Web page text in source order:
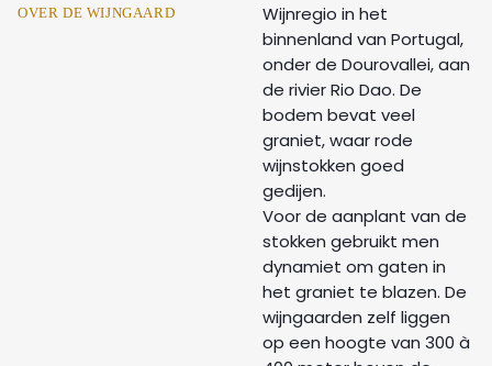
OVER DE WIJNGAARD
Wijnregio in het
binnenland van Portugal,
onder de Dourovallei, aan
de rivier Rio Dao. De
bodem bevat veel
graniet, waar rode
wijnstokken goed
gedijen.
Voor de aanplant van de
stokken gebruikt men
dynamiet om gaten in
het graniet te blazen. De
wijngaarden zelf liggen
op een hoogte van 300 à